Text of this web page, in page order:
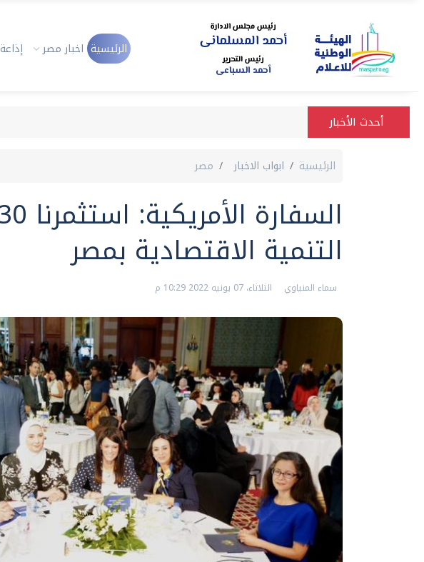
الرئيسية اخبار مصر إذاعة
أحدث الأخبار
الرئيسية ابواب الاخبار مصر
التنمية الاقتصادية بمصر
سماء المنياوي الثلاثاء، 07 يونيه 2022 10:29 م